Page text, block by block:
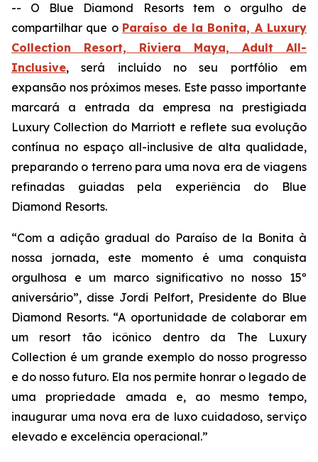
-- O Blue Diamond Resorts tem o orgulho de
compartilhar que o Paraíso de la Bonita, A Luxury
Collection Resort, Riviera Maya, Adult All-
Inclusive, será incluído no seu portfólio em
expansão nos próximos meses. Este passo importante
marcará a entrada da empresa na prestigiada
Luxury Collection do Marriott e reflete sua evolução
contínua no espaço all-inclusive de alta qualidade,
preparando o terreno para uma nova era de viagens
refinadas guiadas pela experiência do Blue
Diamond Resorts.
“Com a adição gradual do Paraíso de la Bonita à
nossa jornada, este momento é uma conquista
orgulhosa e um marco significativo no nosso 15º
aniversário”, disse Jordi Pelfort, Presidente do Blue
Diamond Resorts. “A oportunidade de colaborar em
um resort tão icônico dentro da The Luxury
Collection é um grande exemplo do nosso progresso
e do nosso futuro. Ela nos permite honrar o legado de
uma propriedade amada e, ao mesmo tempo,
inaugurar uma nova era de luxo cuidadoso, serviço
elevado e excelência operacional.”